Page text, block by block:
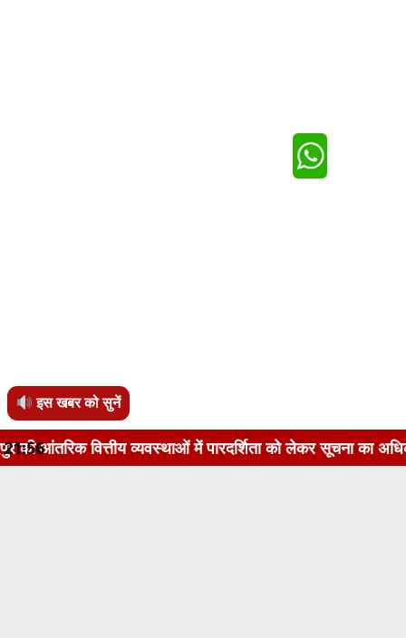
इस खबर को सुनें
में पारदर्शिता को लेकर सूचना का अधिकार अधिनियम,
21:56